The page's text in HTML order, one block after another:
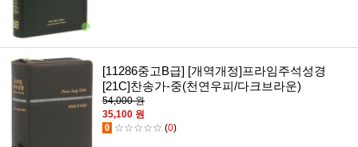
[11286중고B급] [개역개정]프라임주석성경
[21C]찬송가-중(천연우피/다크브라운)
54,000 원
35,100 원
0 ☆☆☆☆☆ (0)